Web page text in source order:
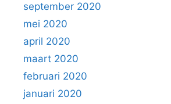
september 2020
mei 2020
april 2020
maart 2020
februari 2020
januari 2020